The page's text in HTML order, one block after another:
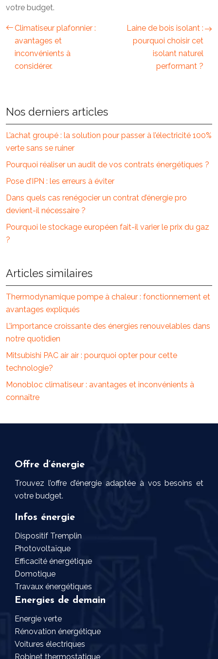
votre budget.
Climatiseur plafonnier :
avantages et
inconvénients à
considérer.
Laine de bois isolant :
pourquoi choisir cet
isolant naturel
performant ?
Nos derniers articles
L’achat groupé : la solution pour passer à l’électricité 100%
verte sans se ruiner
Pourquoi réaliser un audit de vos contrats énergétiques ?
Pose d’IPN : les erreurs à éviter
Dans quels cas renégocier un contrat d’énergie pro
devient-il nécessaire ?
Pourquoi le stockage européen fait-il varier le prix du gaz
?
Articles similaires
Thermodynamique pompe à chaleur : fonctionnement et
avantages expliqués
L’importance croissante des énergies renouvelables dans
notre quotidien
Mitsubishi PAC air air : pourquoi opter pour cette
technologie?
Monobloc climatiseur : avantages et inconvénients à
connaître
Offre d’énergie
Trouvez l’offre d’énergie adaptée à vos besoins et
votre budget.
Infos énergie
Dispositif Tremplin
Photovoltaïque
Efficacité énergétique
Domotique
Travaux énergétiques
Energies de demain
Energie verte
Rénovation énergétique
Voitures électriques
Robinet thermostatique